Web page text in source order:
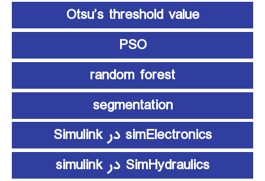
Otsu’s threshold value
PSO
random forest
segmentation
simElectronics در Simulink
SimHydraulics در simulink